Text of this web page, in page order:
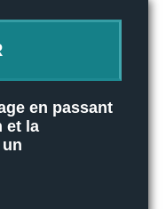
en passant
et la